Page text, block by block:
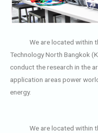
We are located within the
Technology North Bangkok
conduct the research in the
application areas power
energy.
We are located within the